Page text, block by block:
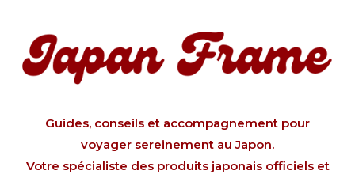
page
Guides, conseils et accompagnement pour
voyager sereinement au Japon.
Votre spécialiste des produits japonais officiels et